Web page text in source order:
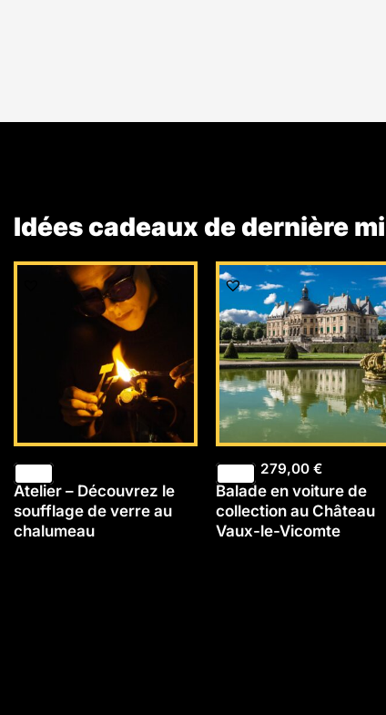
Idées cadeaux de dernière
Atelier – Découvrez le
soufflage de verre au
chalumeau
279,00€
Balade en voiture de
collection au Château
Vaux-le-Vicomte